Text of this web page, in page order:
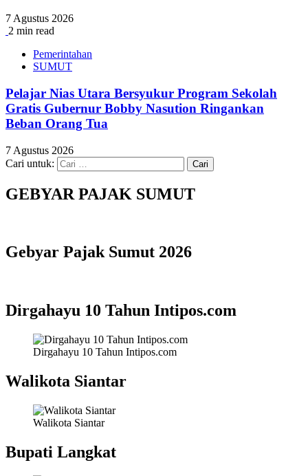
7 Agustus 2026
2 min read
Pemerintahan
SUMUT
Pelajar Nias Utara Bersyukur Program Sekolah
Gratis Gubernur Bobby Nasution Ringankan
Beban Orang Tua
7 Agustus 2026
Cari untuk:
GEBYAR PAJAK SUMUT
Gebyar Pajak Sumut 2026
Dirgahayu 10 Tahun Intipos.com
Dirgahayu 10 Tahun Intipos.com
Walikota Siantar
Walikota Siantar
Bupati Langkat